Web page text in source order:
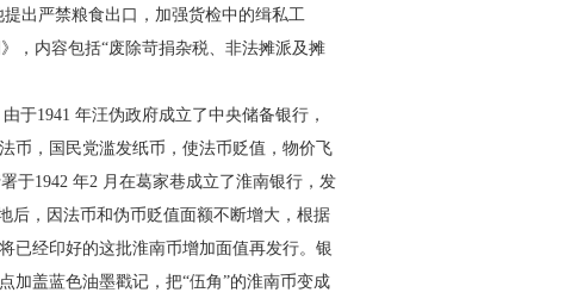
出严禁粮食出口，加强货检中的缉私工
，内容包括“废除苛捐杂税、非法摊派及摊
于1941 年汪伪政府成立了中央储备银行，
币，国民党滥发纸币，使法币贬值，物价飞
于1942 年2 月在葛家巷成立了淮南银行，发
后，因法币和伪币贬值面额不断增大，根据
已经印好的这批淮南币增加面值再发行。银
加盖蓝色油墨戳记，把“伍角”的淮南币变成